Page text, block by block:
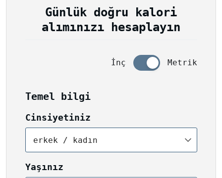
Günlük doğru kalori
alımınızı hesaplayın
İnç Metrik
Temel bilgi
Cinsiyetiniz
erkek / kadın
Yaşınız